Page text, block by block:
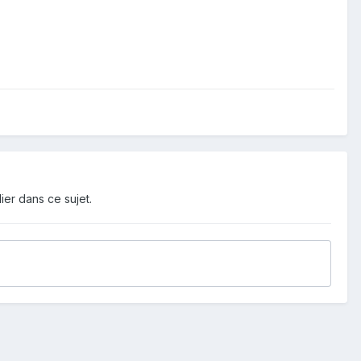
dans ce sujet.